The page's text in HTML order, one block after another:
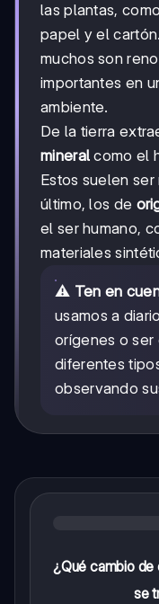
las plantas,
papel y el
muchos son
importantes en
ambiente.
De la tierra
mineral como el
Estos suelen
último, los de
el ser humano,
materiales
⚠️ Ten en
usamos a
orígenes o ser
diferentes
observando
¿Qué cambio de
se